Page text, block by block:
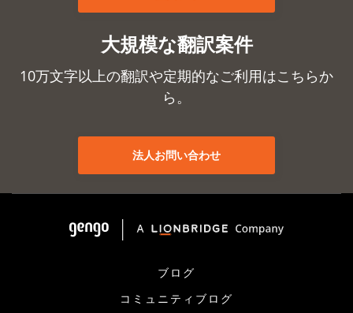
大規模な翻訳案件
10万文字以上の翻訳や定期的なご利用はこちらか
ら。
法人お問い合わせ
ブログ
コミュニティブログ